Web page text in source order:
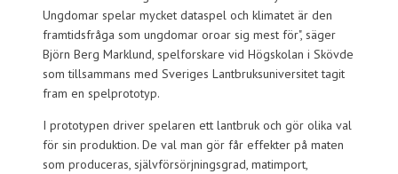
Ungdomar spelar mycket dataspel och klimatet är den
framtidsfråga som ungdomar oroar sig mest för", säger
Björn Berg Marklund, spelforskare vid Högskolan i Skövde
som tillsammans med Sveriges Lantbruksuniversitet tagit
fram en spelprototyp.
I prototypen driver spelaren ett lantbruk och gör olika val
för sin produktion. De val man gör får effekter på maten
som produceras, självförsörjningsgrad, matimport,